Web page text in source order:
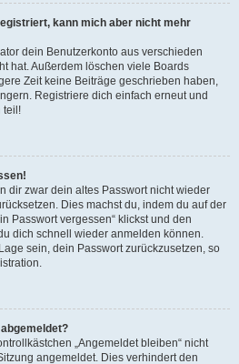
kann mich aber nicht mehr
dein Benutzerkonto aus verschieden
hat. Außerdem löschen viele Boards
Zeit keine Beiträge geschrieben haben,
Registriere dich einfach erneut und
teil!
dir zwar dein altes Passwort nicht wieder
Dies machst du, indem du auf der
Passwort vergessen“ klickst und den
dich schnell wieder anmelden können.
sein, dein Passwort zurückzusetzen, so
„Angemeldet bleiben“ nicht
angemeldet. Dies verhindert den